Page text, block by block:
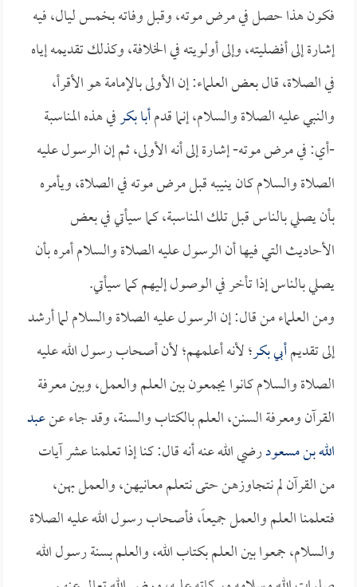
فكون هذا حصل في مرض موته، وقبل وفاته بخمس ليال، فيه
إشارة إلى أفضليته، وإلى أولويته في الخلافة، وكذلك تقديمه إياه
في الصلاة، قال بعض العلماء: إن الأولى بالإمامة هو الأقرأ،
والنبي عليه الصلاة والسلام، إنما قدمأبا بكرفي هذه المناسبة
-أي: في مرض موته- إشارة إلى أنه الأولى، ثم إن الرسول عليه
الصلاة والسلام كان ينيبه قبل مرض موته في الصلاة، ويأمره
بأن يصلي بالناس قبل تلك المناسبة، كما سيأتي في بعض
الأحاديث التي فيها أن الرسول عليه الصلاة والسلام أمره بأن
يصلي بالناس إذا تأخر في الوصول إليهم كما سيأتي.
ومن العلماء من قال: إن الرسول عليه الصلاة والسلام لما أرشد
إلى تقديمأبي بكر؛ لأنه أعلمهم؛ لأن أصحاب رسول الله عليه
الصلاة والسلام كانوا يجمعون بين العلم والعمل، وبين معرفة
القرآن ومعرفة السنن، العلم بالكتاب والسنة، وقد جاء عنعبد
الله بن مسعودرضي الله عنه أنه قال: كنا إذا تعلمنا عشر آيات
من القرآن لم نتجاوزهن حتى نتعلم معانيهن، والعمل بهن،
فتعلمنا العلم والعمل جميعاً، فأصحاب رسول الله عليه الصلاة
والسلام، جمعوا بين العلم بكتاب الله، والعلم بسنة رسول الله